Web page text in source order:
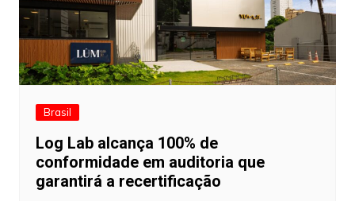
Brasil
Log Lab alcança 100% de
conformidade em auditoria que
garantirá a recertificação